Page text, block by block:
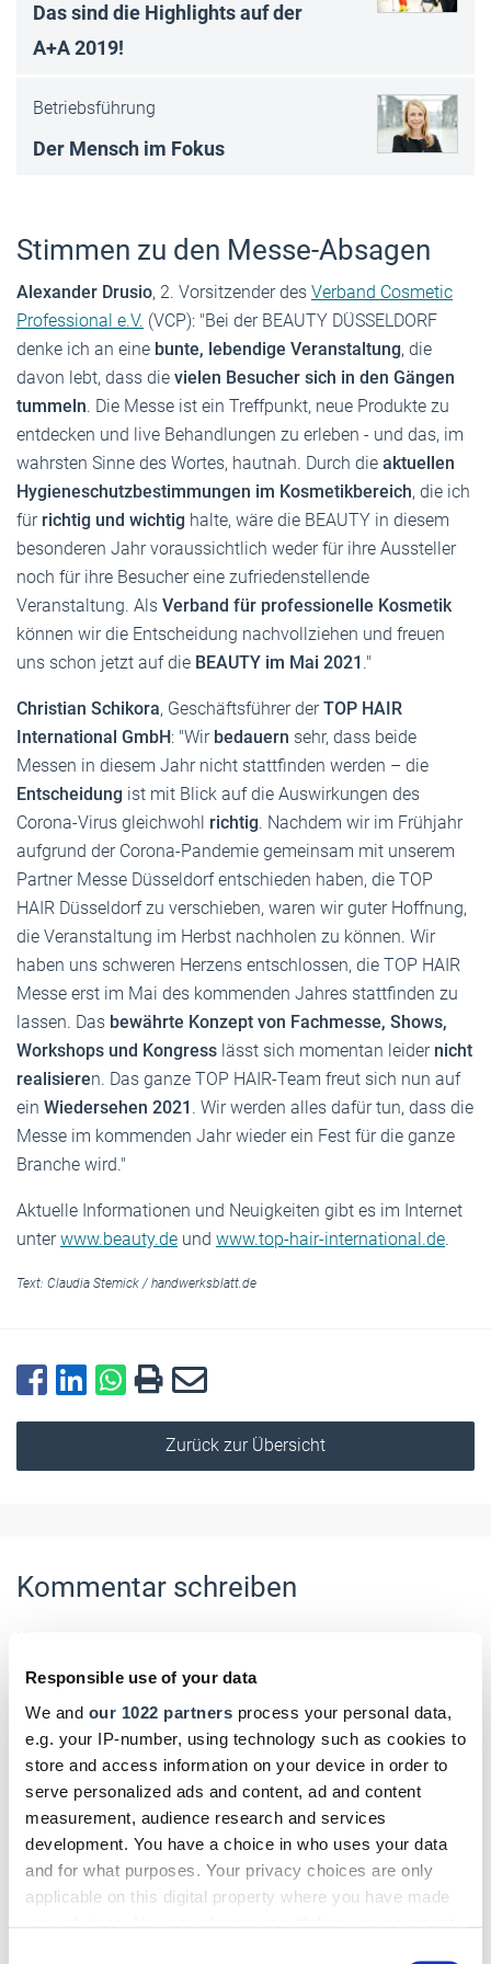
Responsible use of your data
We and our 1022 partners process your personal data,
e.g. your IP-number, using technology such as cookies to
store and access information on your device in order to
serve personalized ads and content, ad and content
measurement, audience research and services
development. You have a choice in who uses your data
and for what purposes. Your privacy choices are only
applicable on this digital property where you have made
Das sind die Highlights auf der
A+A 2019!
Betriebsführung
Der Mensch im Fokus
Stimmen zu den Messe-Absagen
Alexander Drusio, 2. Vorsitzender des Verband Cosmetic
Professional e.V. (VCP): "Bei der BEAUTY DÜSSELDORF
denke ich an eine bunte, lebendige Veranstaltung, die
davon lebt, dass die vielen Besucher sich in den Gängen
tummeln. Die Messe ist ein Treffpunkt, neue Produkte zu
entdecken und live Behandlungen zu erleben - und das, im
wahrsten Sinne des Wortes, hautnah. Durch die aktuellen
Hygieneschutzbestimmungen im Kosmetikbereich, die ich
für richtig und wichtig halte, wäre die BEAUTY in diesem
besonderen Jahr voraussichtlich weder für ihre Aussteller
noch für ihre Besucher eine zufriedenstellende
Veranstaltung. Als Verband für professionelle Kosmetik
können wir die Entscheidung nachvollziehen und freuen
uns schon jetzt auf die BEAUTY im Mai 2021 ."
Christian Schikora, Geschäftsführer derTOP HAIR
International GmbH: "Wir bedauern sehr, dass beide
Messen in diesem Jahr nicht stattfinden werden – die
Entscheidung ist mit Blick auf die Auswirkungen des
Corona-Virus gleichwohl richtig. Nachdem wir im Frühjahr
aufgrund der Corona-Pandemie gemeinsam mit unserem
Partner Messe Düsseldorf entschieden haben, die TOP
HAIR Düsseldorf zu verschieben, waren wir guter Hoffnung,
die Veranstaltung im Herbst nachholen zu können. Wir
haben uns schweren Herzens entschlossen, die TOP HAIR
Messe erst im Mai des kommenden Jahres stattfinden zu
lassen. Das bewährte Konzept von Fachmesse, Shows,
Workshops und Kongress lässt sich momentan leider nicht
realisieren. Das ganze TOP HAIR-Team freut sich nun auf
ein Wiedersehen 2021 . Wir werden alles dafür tun, dass die
Messe im kommenden Jahr wieder ein Fest für die ganze
Branche wird."
Aktuelle Informationen und Neuigkeiten gibt es im Internet
unterwww.beauty.de und www.top-hair-international.de.
Text: Claudia Stemick / handwerksblatt.de
Zurück zur Übersicht
Kommentar schreiben
E-Mail
Kommentar